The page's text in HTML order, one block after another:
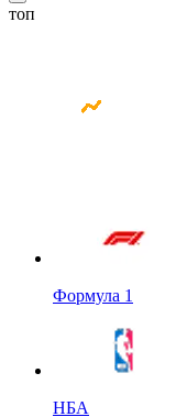
топ
Формула 1
НБА